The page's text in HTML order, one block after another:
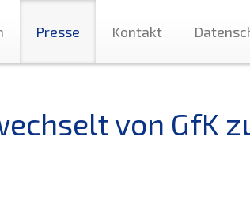
Presse Kontakt
von GfK